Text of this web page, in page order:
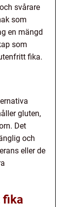
svårare
som
en mängd
som
fika.
gluten,
Det
och
eller de
fika